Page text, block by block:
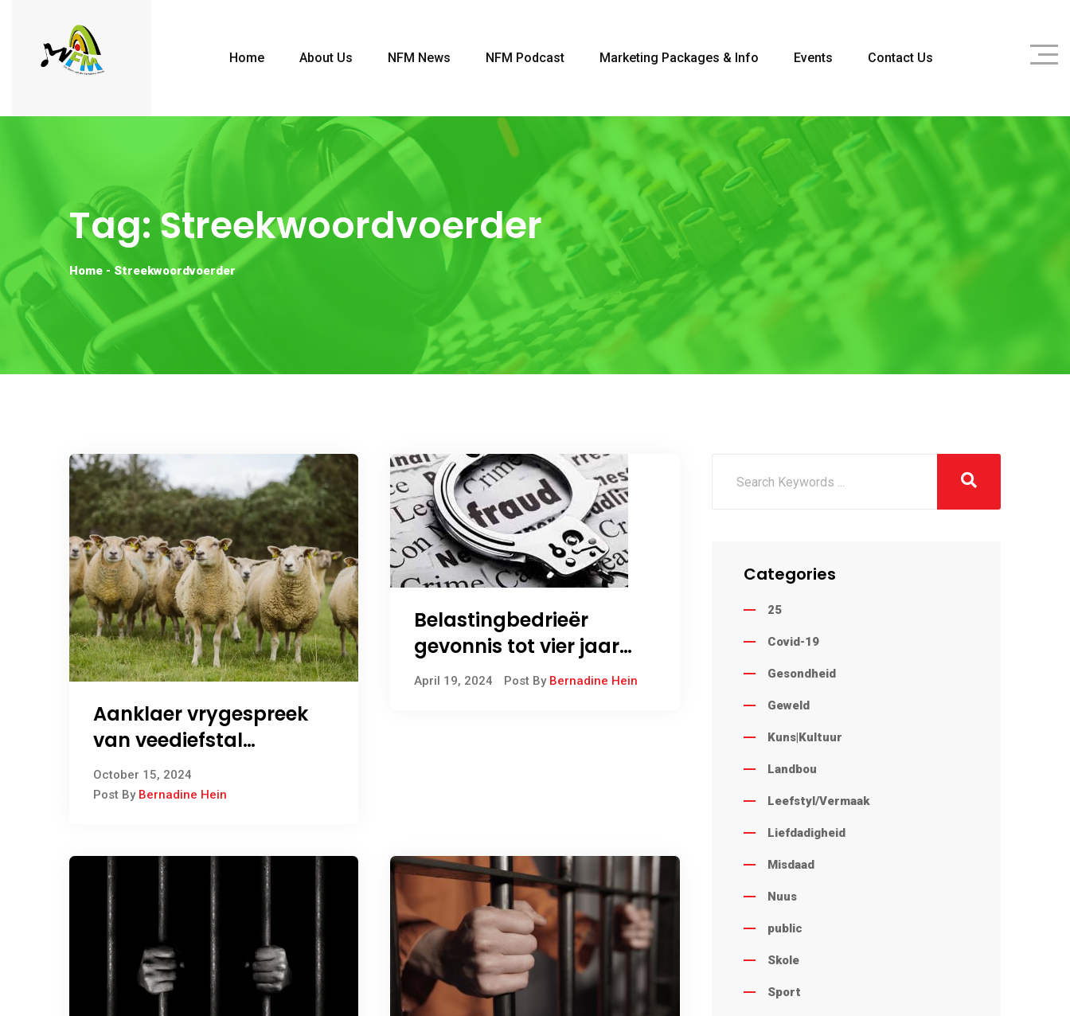
Home About Us NFM News NFM Podcast Marketing Packages & Info Events Contact Us
Tag:Streekwoordvoerder
Home -Streekwoordvoerder
Aanklaer vrygespreek
van veediefstal
aanklagte
October 15, 2024
Post By Bernadine Hein
Belastingbedrieër
gevonnis tot vier jaar
agter tralies
April 19, 2024 Post By Bernadine Hein
Categories
25
Covid-19
Gesondheid
Geweld
Kuns|Kultuur
Landbou
Leefstyl/Vermaak
Liefdadigheid
Misdaad
Nuus
public
Skole
Sport